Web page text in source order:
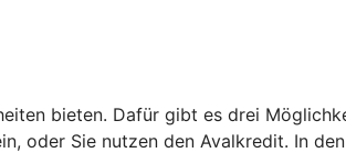
bieten. Dafür gibt es drei
oder Sie nutzen den Avalkredit. In